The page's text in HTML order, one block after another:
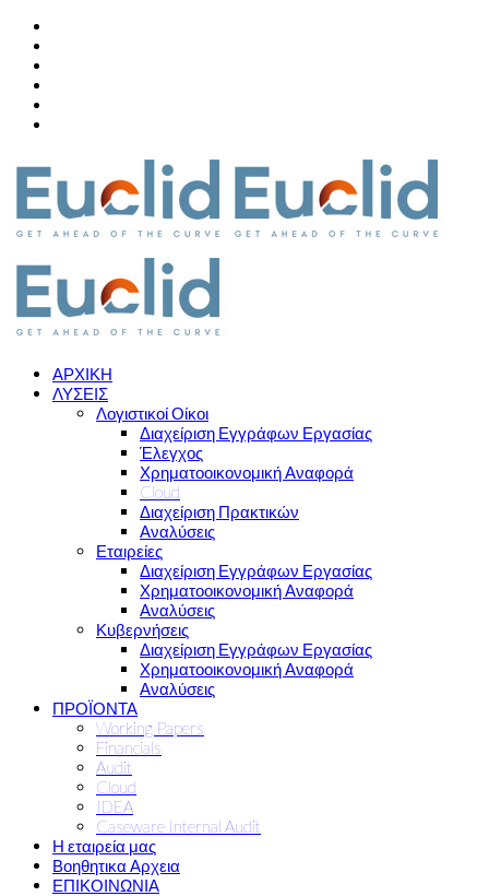
ΑΡΧΙΚΗ
ΛΥΣΕΙΣ
Λογιστικοί Οίκοι
Διαχείριση Εγγράφων Εργασίας
Έλεγχος
Χρηματοοικονομική Αναφορά
Cloud
Διαχείριση Πρακτικών
Αναλύσεις
Εταιρείες
Διαχείριση Εγγράφων Εργασίας
Χρηματοοικονομική Αναφορά
Αναλύσεις
Κυβερνήσεις
Διαχείριση Εγγράφων Εργασίας
Χρηματοοικονομική Αναφορά
Αναλύσεις
ΠΡΟΪΟΝΤΑ
Working Papers
Financials
Audit
Cloud
IDEA
Caseware Internal Audit
Η εταιρεία μας
Βοηθητικα Αρχεια
ΕΠΙΚΟΙΝΩΝΙΑ